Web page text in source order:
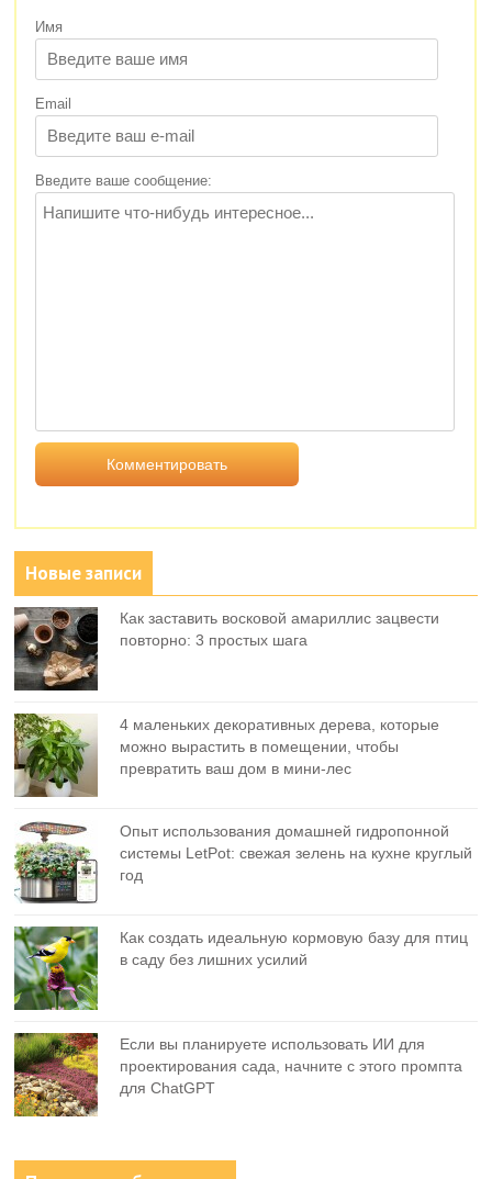
Имя
Email
Введите ваше сообщение:
Новые записи
Как заставить восковой амариллис зацвести
повторно: 3 простых шага
4 маленьких декоративных дерева, которые
можно вырастить в помещении, чтобы
превратить ваш дом в мини-лес
Опыт использования домашней гидропонной
системы LetPot: свежая зелень на кухне круглый
год
Как создать идеальную кормовую базу для птиц
в саду без лишних усилий
Если вы планируете использовать ИИ для
проектирования сада, начните с этого промпта
для ChatGPT